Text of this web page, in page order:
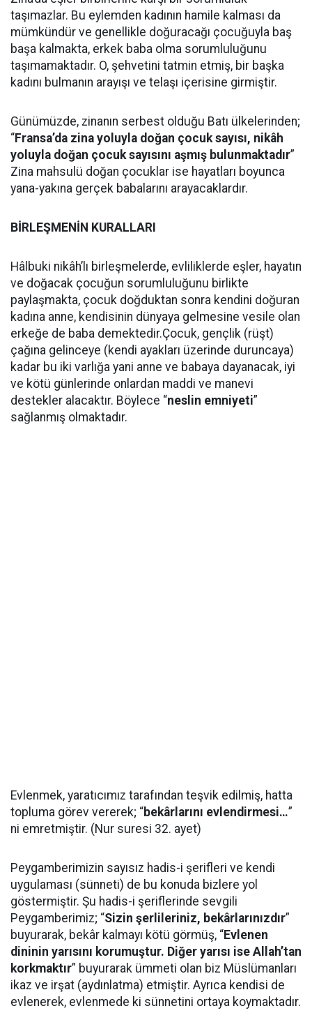
taşımazlar. Bu eylemden kadının hamile kalması da
mümkündür ve genellikle doğuracağı çocuğuyla baş
başa kalmakta, erkek baba olma sorumluluğunu
taşımamaktadır. O, şehvetini tatmin etmiş, bir başka
kadını bulmanın arayışı ve telaşı içerisine girmiştir.
Günümüzde, zinanın serbest olduğu Batı ülkelerinden;
“Fransa’da zina yoluyla doğan çocuk sayısı, nikâh
yoluyla doğan çocuk sayısını aşmış bulunmaktadır”
Zina mahsulü doğan çocuklar ise hayatları boyunca
yana-yakına gerçek babalarını arayacaklardır.
BİRLEŞMENİN KURALLARI
Hâlbuki nikâh’lı birleşmelerde, evliliklerde eşler, hayatın
ve doğacak çocuğun sorumluluğunu birlikte
paylaşmakta, çocuk doğduktan sonra kendini doğuran
kadına anne, kendisinin dünyaya gelmesine vesile olan
erkeğe de baba demektedir.Çocuk, gençlik (rüşt)
çağına gelinceye (kendi ayakları üzerinde duruncaya)
kadar bu iki varlığa yani anne ve babaya dayanacak, iyi
ve kötü günlerinde onlardan maddi ve manevi
destekler alacaktır. Böylece “neslin emniyeti”
sağlanmış olmaktadır.
Evlenmek, yaratıcımız tarafından teşvik edilmiş, hatta
topluma görev vererek; “bekârlarını evlendirmesi…”
ni emretmiştir. (Nur suresi 32. ayet)
Peygamberimizin sayısız hadis-i şerifleri ve kendi
uygulaması (sünneti) de bu konuda bizlere yol
göstermiştir. Şu hadis-i şeriflerinde sevgili
Peygamberimiz; “Sizin şerlileriniz, bekârlarınızdır”
buyurarak, bekâr kalmayı kötü görmüş, “Evlenen
dininin yarısını korumuştur. Diğer yarısı ise Allah’tan
korkmaktır” buyurarak ümmeti olan biz Müslümanları
ikaz ve irşat (aydınlatma) etmiştir. Ayrıca kendisi de
evlenerek, evlenmede ki sünnetini ortaya koymaktadır.